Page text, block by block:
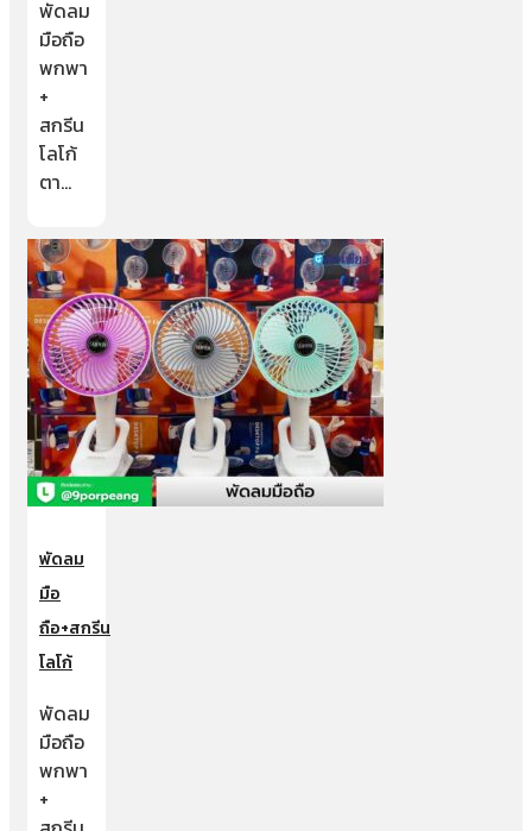
พัดลม
มือถือ
พกพา
+
สกรีน
โลโก้
ตา…
พัดลม
มือ
ถือ+สกรีน
โลโก้
พัดลม
มือถือ
พกพา
+